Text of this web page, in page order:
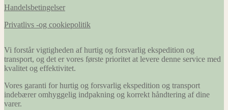
Handelsbetingelser
Privatlivs -og cookiepolitik
Vi forstår vigtigheden af hurtig og forsvarlig ekspedition og
transport, og det er vores første prioritet at levere denne service med
kvalitet og effektivitet.
Vores garanti for hurtig og forsvarlig ekspedition og transport
indebærer omhyggelig indpakning og korrekt håndtering af dine
varer.
på. F.eks. dit
foretrukne
sprog, eller
dig i.
Marketing
Marketing
cookies